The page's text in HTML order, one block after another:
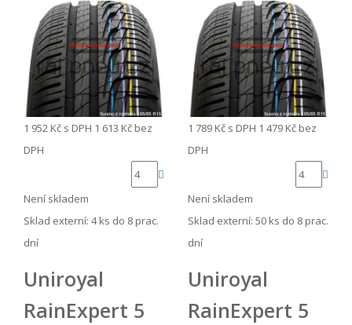
1 952 Kč s DPH 1 613 Kč bez
DPH
Není skladem
Sklad externí: 4 ks do 8 prac.
dní
1 789 Kč s DPH 1 479 Kč bez
DPH
Není skladem
Sklad externí: 50 ks do 8 prac.
dní
Uniroyal
RainExpert 5
Uniroyal
RainExpert 5